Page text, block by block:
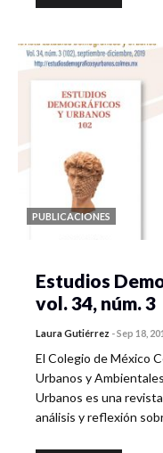
PUBLICACIONES
Estudios
vol. 34, núm. 3
Laura Gutiérrez -Sep 18,
El Colegio de México
Urbanos y
Urbanos es una
análisis y reflexión